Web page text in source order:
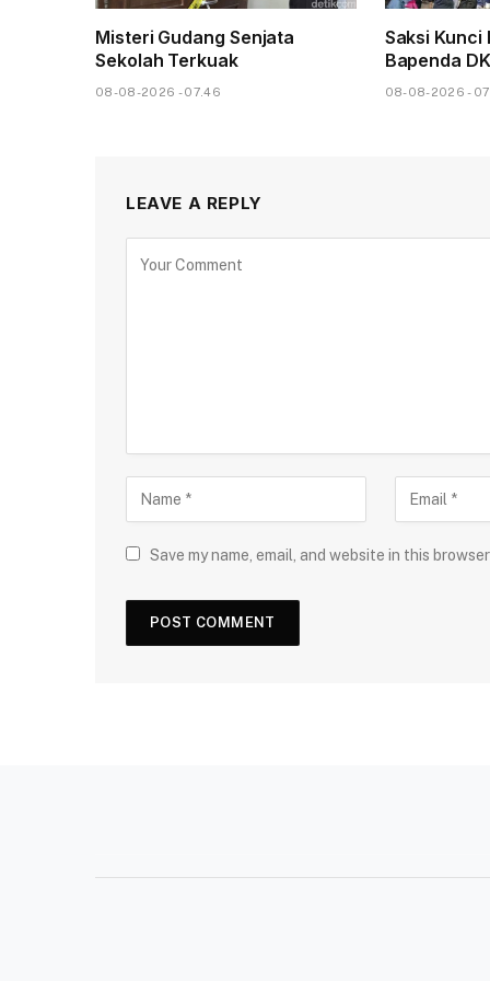
Misteri Gudang Senjata
Sekolah Terkuak
08-08-2026 - 07.46
Saksi Kunci
Bapenda
08-08-2026 -
LEAVE A REPLY
Save my name, email, and website in this